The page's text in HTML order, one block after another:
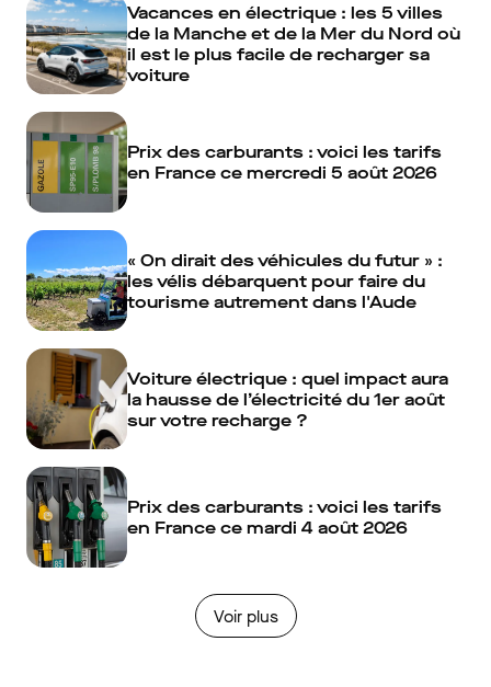
Vacances en électrique : les 5 villes
de la Manche et de la Mer du Nord où
il est le plus facile de recharger sa
voiture
Prix des carburants : voici les tarifs
en France ce mercredi 5 août 2026
« On dirait des véhicules du futur » :
les vélis débarquent pour faire du
tourisme autrement dans l'Aude
Voiture électrique : quel impact aura
la hausse de l’électricité du 1er août
sur votre recharge ?
Prix des carburants : voici les tarifs
en France ce mardi 4 août 2026
Voir plus